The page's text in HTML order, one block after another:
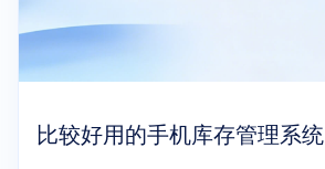
比较好用的手机库存管理系统